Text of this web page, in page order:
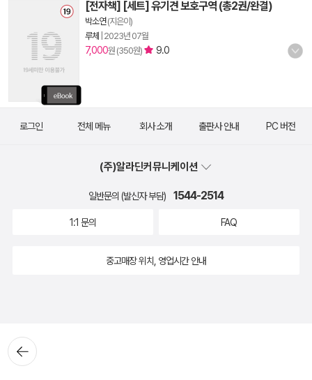
[전자책] [세트] 유기견 보호구역 (총2권/완결)
박소연(지은이)
루체
2023년 07월
7,000원 (350원) 9.0
뒤로가
기
로그인 전체 메뉴 회사 소개 출판사 안내 PC 버전
(주)알라딘커뮤니케이션
일반문의 (발신자 부담) 1544-2514
1:1 문의 FAQ
중고매장 위치, 영업시간 안내